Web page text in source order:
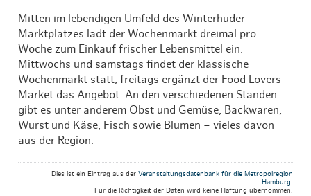
Mitten im lebendigen Umfeld des Winterhuder
Marktplatzes lädt der Wochenmarkt dreimal pro
Woche zum Einkauf frischer Lebensmittel ein.
Mittwochs und samstags findet der klassische
Wochenmarkt statt, freitags ergänzt der Food Lovers
Market das Angebot. An den verschiedenen Ständen
gibt es unter anderem Obst und Gemüse, Backwaren,
Wurst und Käse, Fisch sowie Blumen – vieles davon
aus der Region.
Dies ist ein Eintrag aus der Veranstaltungsdatenbank für die Metropolregion
Hamburg.
Für die Richtigkeit der Daten wird keine Haftung übernommen.